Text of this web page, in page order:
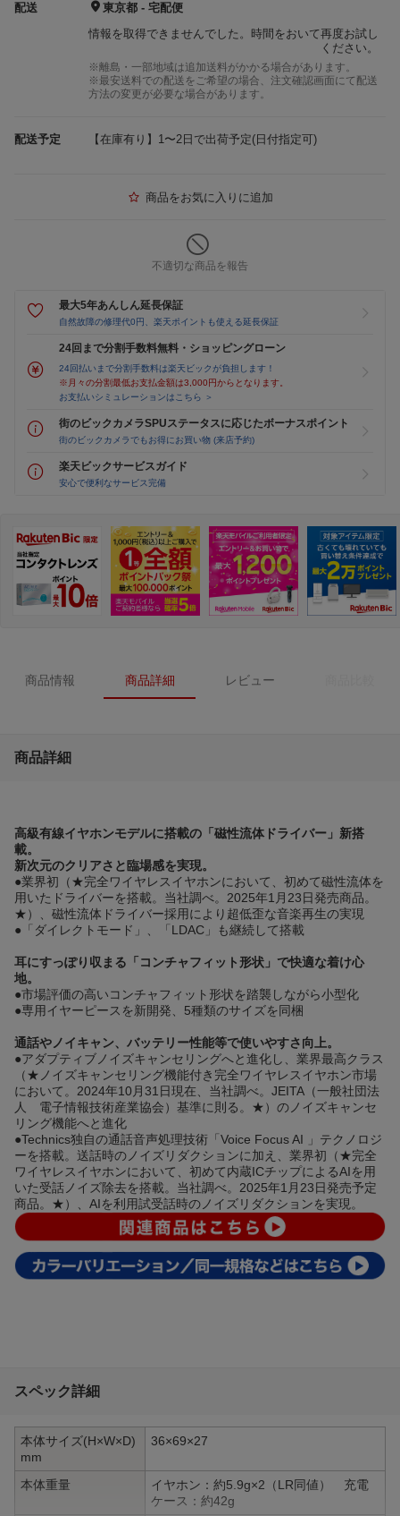
配送
東京都 - 宅配便
情報を取得できませんでした。時間をおいて再度お試し
ください。
※離島・一部地域は追加送料がかかる場合があります。
※最安送料での配送をご希望の場合、注文確認画面にて配送
方法の変更が必要な場合があります。
配送予定 【在庫有り】1〜2日で出荷予定(日付指定可)
商品をお気に入りに追加
不適切な商品を報告
最大5年あんしん延長保証
自然故障の修理代0円、楽天ポイントも使える延長保証
24回まで分割手数料無料・ショッピングローン
24回払いまで分割手数料は楽天ビックが負担します！
※月々の分割最低お支払金額は3,000円からとなります。
お支払いシミュレーションはこちら ＞
街のビックカメラSPUステータスに応じたボーナスポイント
街のビックカメラでもお得にお買い物 (来店予約)
楽天ビックサービスガイド
安心で便利なサービス完備
商品情報 商品詳細 レビュー
商品詳細
高級有線イヤホンモデルに搭載の「磁性流体ドライバー」新搭
載。
新次元のクリアさと臨場感を実現。
●業界初（★完全ワイヤレスイヤホンにおいて、初めて磁性流体を
用いたドライバーを搭載。当社調べ。2025年1月23日発売商品。
★）、磁性流体ドライバー採用により超低歪な音楽再生の実現
●「ダイレクトモード」、「LDAC」も継続して搭載
耳にすっぽり収まる「コンチャフィット形状」で快適な着け心
地。
●市場評価の高いコンチャフィット形状を踏襲しながら小型化
●専用イヤーピースを新開発、5種類のサイズを同梱
通話やノイキャン、バッテリー性能等で使いやすさ向上。
●アダプティブノイズキャンセリングへと進化し、業界最高クラス
（★ノイズキャンセリング機能付き完全ワイヤレスイヤホン市場
において。2024年10月31日現在、当社調べ。JEITA（一般社団法
人 電子情報技術産業協会）基準に則る。★）のノイズキャンセ
リング機能へと進化
●Technics独自の通話音声処理技術「Voice Focus AI 」テクノロジ
ーを搭載。送話時のノイズリダクションに加え、業界初（★完全
ワイヤレスイヤホンにおいて、初めて内蔵ICチップによるAIを用
いた受話ノイズ除去を搭載。当社調べ。2025年1月23日発売予定
商品。★）、AIを利用試受話時のノイズリダクションを実現。
スペック詳細
本体サイズ(H×W×D)
mm
36×69×27
本体重量
イヤホン：約5.9g×2（LR同値） 充電
ケース：約42g